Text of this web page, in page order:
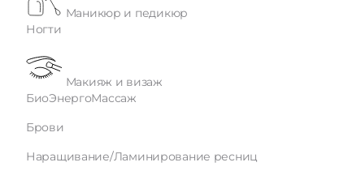
Маникюр и педикюр
Ногти
Макияж и визаж
БиоЭнергоМассаж
Брови
Наращивание/Ламинирование ресниц